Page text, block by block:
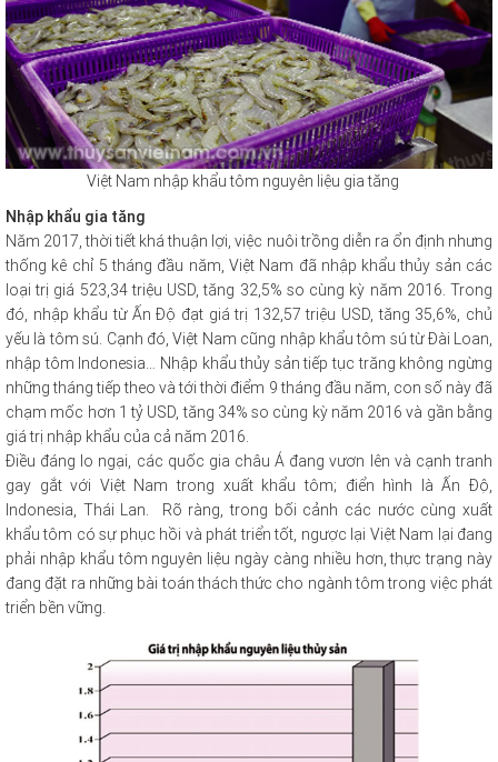
Việt Nam nhập khẩu tôm nguyên liệu gia tăng
Nhập khẩu gia tăng
Năm 2017, thời tiết khá thuận lợi, việc nuôi trồng diễn ra ổn định nhưng
thống kê chỉ 5 tháng đầu năm, Việt Nam đã nhập khẩu thủy sản các
loại trị giá 523,34 triệu USD, tăng 32,5% so cùng kỳ năm 2016. Trong
đó, nhập khẩu từ Ấn Độ đạt giá trị 132,57 triệu USD, tăng 35,6%, chủ
yếu là tôm sú. Cạnh đó, Việt Nam cũng nhập khẩu tôm sú từ Đài Loan,
nhập tôm Indonesia… Nhập khẩu thủy sản tiếp tục trăng không ngừng
những tháng tiếp theo và tới thời điểm 9 tháng đầu năm, con số này đã
chạm mốc hơn 1 tỷ USD, tăng 34% so cùng kỳ năm 2016 và gần bằng
giá trị nhập khẩu của cả năm 2016.
Điều đáng lo ngại, các quốc gia châu Á đang vươn lên và cạnh tranh
gay gắt với Việt Nam trong xuất khẩu tôm; điển hình là Ấn Độ,
Indonesia, Thái Lan. Rõ ràng, trong bối cảnh các nước cùng xuất
khẩu tôm có sự phục hồi và phát triển tốt, ngược lại Việt Nam lại đang
phải nhập khẩu tôm nguyên liệu ngày càng nhiều hơn, thực trạng này
đang đặt ra những bài toán thách thức cho ngành tôm trong việc phát
triển bền vững.